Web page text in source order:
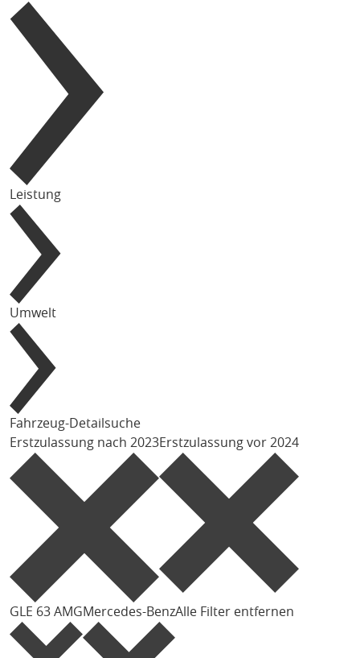
Leistung
Umwelt
Fahrzeug-Detailsuche
Erstzulassung nach 2023Erstzulassung vor 2024
GLE 63 AMGMercedes-BenzAlle Filter entfernen